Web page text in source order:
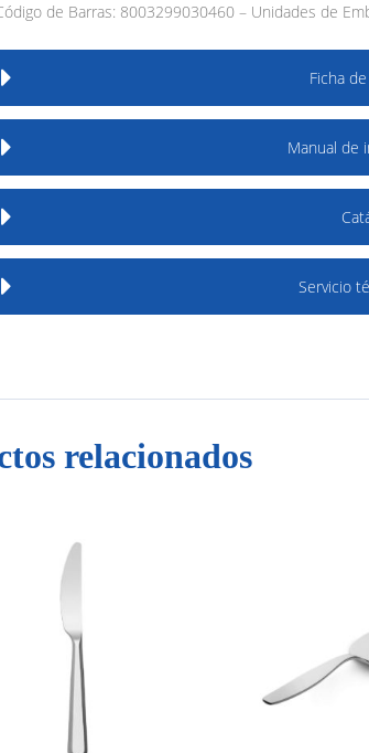
de Barras: 8003299030460 – Unidades de
Ficha
Manual de
Servicio
relacionados